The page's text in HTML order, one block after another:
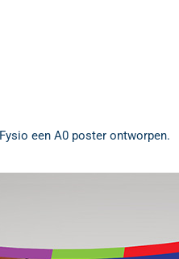
een A0 poster ontworpen.